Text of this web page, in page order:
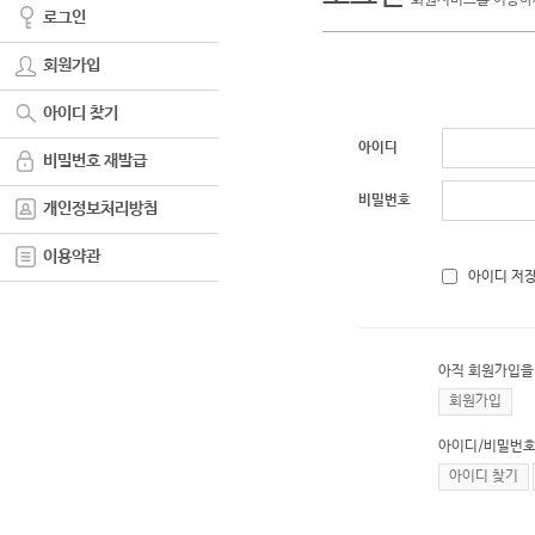
로그인
회원가입
아이디 찾기
비밀번호 재발급
개인정보처리방침
이용약관
아이디
비밀번호
아이디 저
아직 회원가입
회원가입
아이디/비밀번
아이디 찾기